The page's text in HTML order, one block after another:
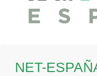
NET-